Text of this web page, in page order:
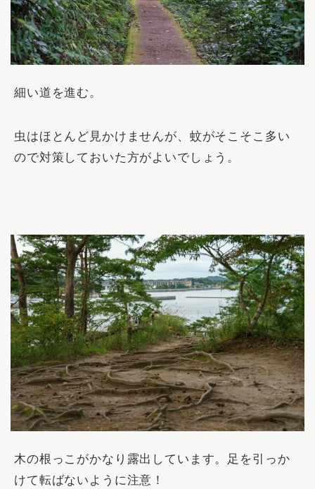
細い道を進む。
虫はほとんど見かけませんが、蚊がそこそこ多い
ので対策しておいた方がよいでしょう。
木の根っこがかなり露出しています。足を引っか
けて転ばないように注意！